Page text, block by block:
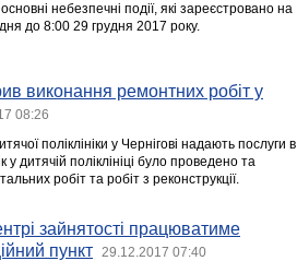
небезпечні події, які зареєстровано на
до 8:00 29 грудня 2017 року.
виконання ремонтних робіт у
08:26
поліклініки у Чернігові надають послуги в
дитячій поліклініці було проведено та
робіт та робіт з реконструкції.
зайнятості працюватиме
пункт
29.12.2017 07:40